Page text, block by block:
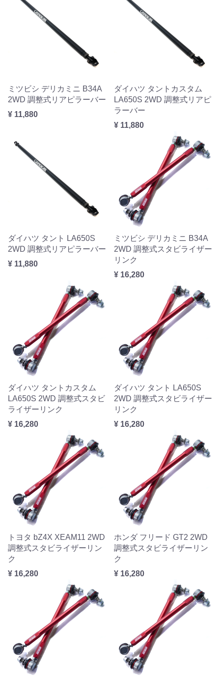
ミツビシ デリカミニ B34A
2WD 調整式リアピラーバー
¥ 11,880
ダイハツ タントカスタム
LA650S 2WD 調整式リアピ
ラーバー
¥ 11,880
ダイハツ タント LA650S
2WD 調整式リアピラーバー
¥ 11,880
ミツビシ デリカミニ B34A
2WD 調整式スタビライザー
リンク
¥ 16,280
ダイハツ タントカスタム
LA650S 2WD 調整式スタビ
ライザーリンク
¥ 16,280
ダイハツ タント LA650S
2WD 調整式スタビライザー
リンク
¥ 16,280
トヨタ bZ4X XEAM11 2WD
調整式スタビライザーリン
ク
¥ 16,280
ホンダ フリード GT2 2WD
調整式スタビライザーリン
ク
¥ 16,280